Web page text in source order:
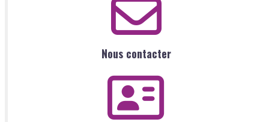
Nous contacter